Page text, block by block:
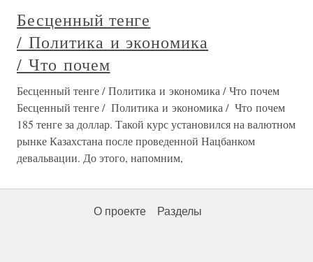
Бесценный тенге
/ Политика и экономика
/ Что почем
Бесценный тенге / Политика и экономика / Что почем
Бесценный тенге / Политика и экономика / Что почем
185 тенге за доллар. Такой курс установился на валютном
рынке Казахстана после проведенной Нацбанком
девальвации. До этого, напомним,
О проекте Разделы